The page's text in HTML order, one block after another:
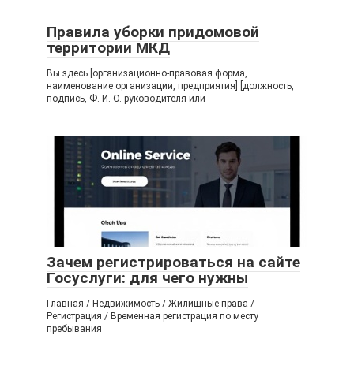
Правила уборки придомовой
территории МКД
Вы здесь [организационно-правовая форма,
наименование организации, предприятия] [должность,
подпись, Ф. И. О. руководителя или
Зачем регистрироваться на сайте
Госуслуги: для чего нужны
Главная / Недвижимость / Жилищные права /
Регистрация / Временная регистрация по месту
пребывания